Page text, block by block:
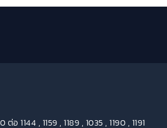
1144 , 1159 , 1189 , 1035 , 1190 , 1191